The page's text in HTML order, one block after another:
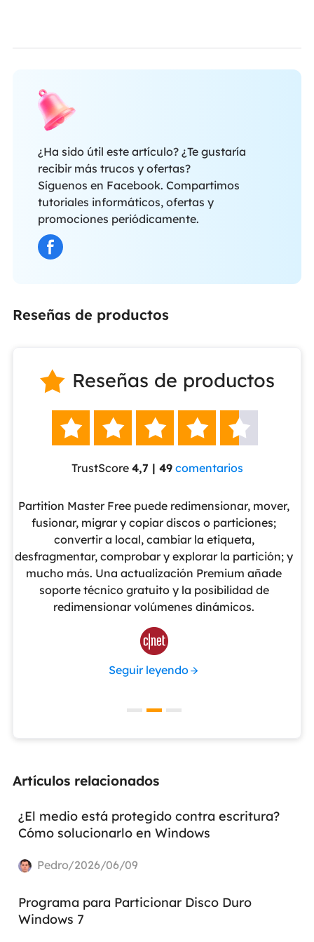
¿Ha sido útil este artículo? ¿Te gustaría
recibir más trucos y ofertas?
Síguenos en Facebook. Compartimos
tutoriales informáticos, ofertas y
promociones periódicamente.
Reseñas de productos
 Reseñas de productos
    
TrustScore 4,7 | 49 comentarios
Partition Master Free puede redimensionar, mover,
fusionar, migrar y copiar discos o particiones;
convertir a local, cambiar la etiqueta,
desfragmentar, comprobar y explorar la partición; y
mucho más. Una actualización Premium añade
soporte técnico gratuito y la posibilidad de
redimensionar volúmenes dinámicos.

Seguir leyendo
Artículos relacionados
¿El medio está protegido contra escritura?
Cómo solucionarlo en Windows
Pedro/2026/06/09
Programa para Particionar Disco Duro
Windows 7